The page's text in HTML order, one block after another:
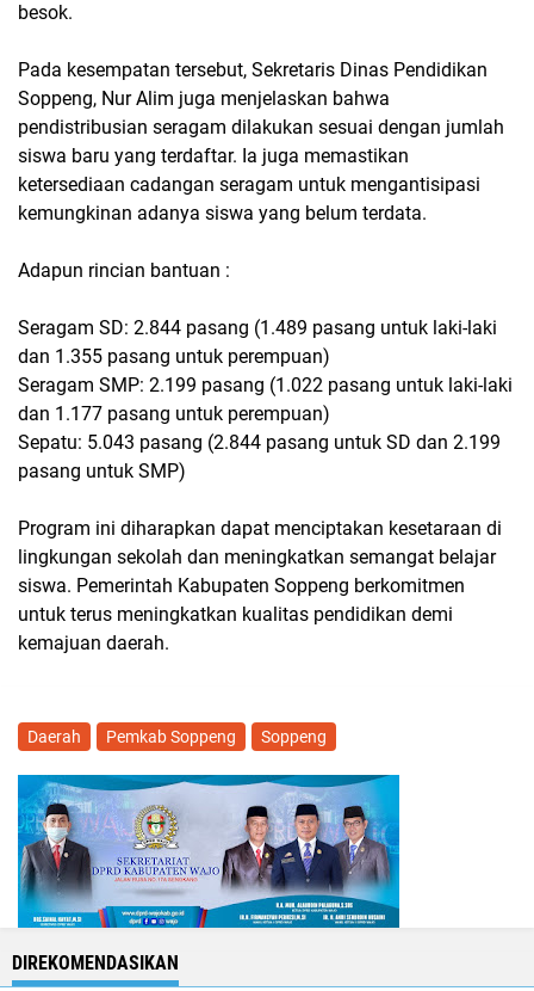
besok.
Pada kesempatan tersebut, Sekretaris Dinas Pendidikan
Soppeng, Nur Alim juga menjelaskan bahwa
pendistribusian seragam dilakukan sesuai dengan jumlah
siswa baru yang terdaftar. Ia juga memastikan
ketersediaan cadangan seragam untuk mengantisipasi
kemungkinan adanya siswa yang belum terdata.
Adapun rincian bantuan :
Seragam SD: 2.844 pasang (1.489 pasang untuk laki-laki
dan 1.355 pasang untuk perempuan)
Seragam SMP: 2.199 pasang (1.022 pasang untuk laki-laki
dan 1.177 pasang untuk perempuan)
Sepatu: 5.043 pasang (2.844 pasang untuk SD dan 2.199
pasang untuk SMP)
Program ini diharapkan dapat menciptakan kesetaraan di
lingkungan sekolah dan meningkatkan semangat belajar
siswa. Pemerintah Kabupaten Soppeng berkomitmen
untuk terus meningkatkan kualitas pendidikan demi
kemajuan daerah.
Daerah Pemkab Soppeng Soppeng
DIREKOMENDASIKAN